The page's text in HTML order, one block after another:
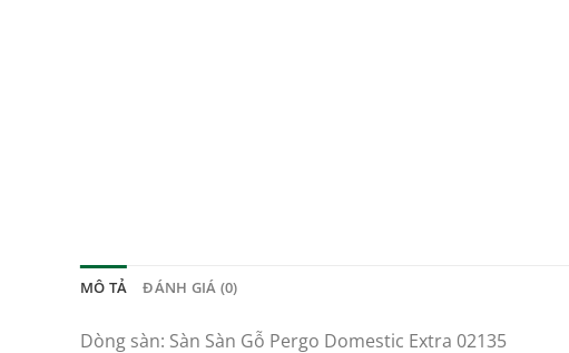
MÔ TẢ ĐÁNH GIÁ (0)
Dòng sàn: Sàn Sàn Gỗ Pergo Domestic Extra 02135